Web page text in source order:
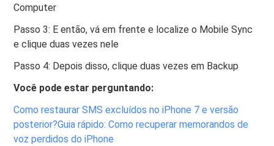
Computer
Passo 3: E então, vá em frente e localize o Mobile Sync
e clique duas vezes nele
Passo 4: Depois disso, clique duas vezes em Backup
Você pode estar perguntando:
Como restaurar SMS excluídos no iPhone 7 e versão
posterior?Guia rápido: Como recuperar memorandos de
voz perdidos do iPhone